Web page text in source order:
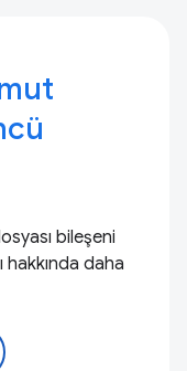
bileşeni
daha